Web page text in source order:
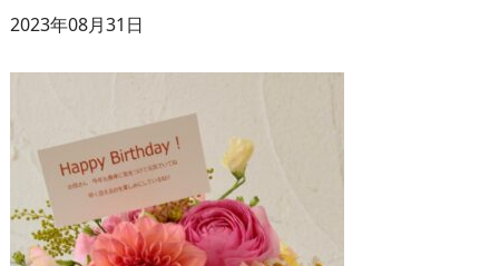
2023年08月31日